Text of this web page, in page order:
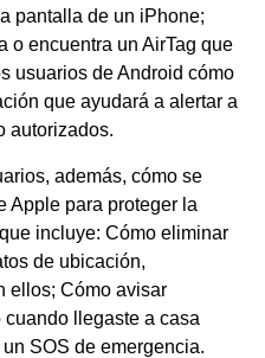
pantalla de un iPhone;
o encuentra un AirTag que
usuarios de Android cómo
que ayudará a alertar a
autorizados.
además, cómo se
Apple para proteger la
incluye: Cómo eliminar
de ubicación,
ellos; Cómo avisar
llegaste a casa
SOS de emergencia.